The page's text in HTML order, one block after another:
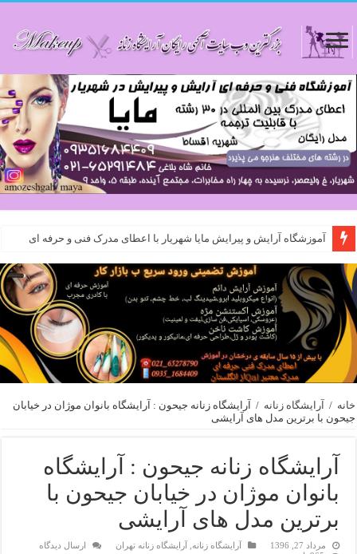
آموزشگاه آرایش و پیرایش مایا شهریار با اعطای مدرک فنی و حرفه ای
خانه / آرایشگاه زنانه / آرایشگاه زنانه جیحون : آرایشگاه بانوان موژان در خیابان
جیحون با برترین مدل های آرایشی
آرایشگاه زنانه جیحون : آرایشگاه
بانوان موژان در خیابان جیحون با
برترین مدل های آرایشی
مرداد 27, 1396 آرایشگاه زنانه ,آرایشگاه زنانه تهران
ارسال دیدگاه